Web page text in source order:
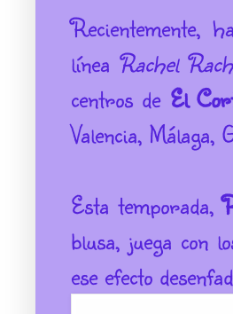
Recientemente,
línea Rachel
centros de El
Valencia,
Esta temporada,
blusa, juega con
ese efecto